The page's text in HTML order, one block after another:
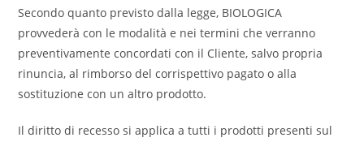
Secondo quanto previsto dalla legge, BIOLOGICA
provvederà con le modalità e nei termini che verranno
preventivamente concordati con il Cliente, salvo propria
rinuncia, al rimborso del corrispettivo pagato o alla
sostituzione con un altro prodotto.
Il diritto di recesso si applica a tutti i prodotti presenti sul